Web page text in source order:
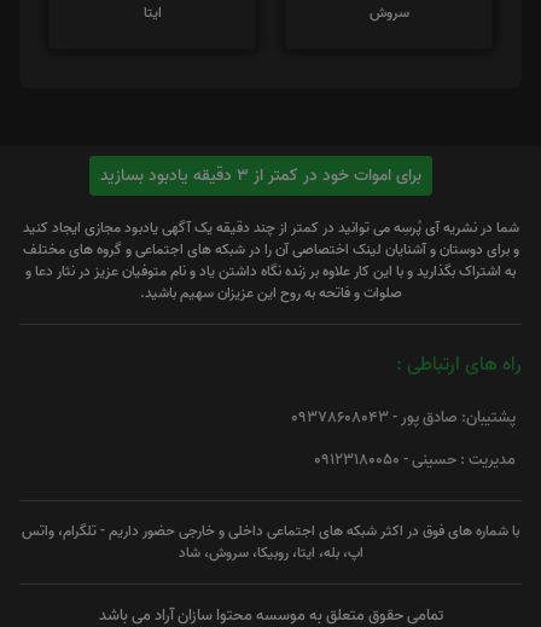
سروش ایتا
برای اموات خود در کمتر از 3 دقیقه یادبود بسازید
شما در نشریه آی پُرسِه می توانید در کمتر از چند دقیقه یک آگهی یادبود مجازی ایجاد کنید
و برای دوستان و آشنایان لینک اختصاصی آن را در شبکه های اجتماعی و گروه های مختلف
به اشتراک بگذارید و با این کار علاوه بر زنده نگاه داشتن یاد و نام متوفیان عزیز در نثار دعا و
صلوات و فاتحه به روح این عزیزان سهیم باشید.
راه های ارتباطی :
پشتیبان: صادق پور - 09378608043
مدیریت : حسینی - 09123180050
با شماره های فوق در اکثر شبکه های اجتماعی داخلی و خارجی حضور داریم - تلگرام، واتس
اپ، بله، ایتا، روبیکا، سروش، شاد
تمامی حقوق متعلق به موسسه محتوا سازان آراد می باشد